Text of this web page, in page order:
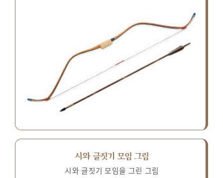
시와 글짓기 모임 그림
시와 글짓기 모임을 그린 그림